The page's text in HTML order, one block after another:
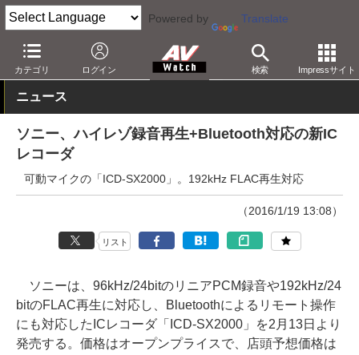
Powered by Translate
カテゴリ ログイン 検索 Impressサイト
AV Watch 製品 音楽/ボイスレコーダ
ニュース
ソニー、ハイレゾ録音再生+Bluetooth対応の新IC
レコーダ
可動マイクの「ICD-SX2000」。192kHz FLAC再生対応
（2016/1/19 13:08）
リスト
ソニーは、96kHz/24bitのリニアPCM録音や192kHz/24
bitのFLAC再生に対応し、Bluetoothによるリモート操作
にも対応したICレコーダ「ICD-SX2000」を2月13日より
発売する。価格はオープンプライスで、店頭予想価格は